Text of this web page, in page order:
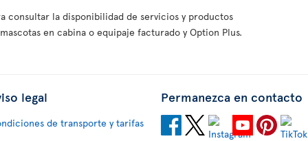
consultar la disponibilidad de servicios y productos
en cabina o equipaje facturado y Option Plus.
legal
de transporte y tarifas
Permanezca en contacto